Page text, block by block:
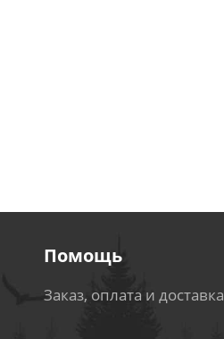
Помощь
Заказ, оплата и доставка